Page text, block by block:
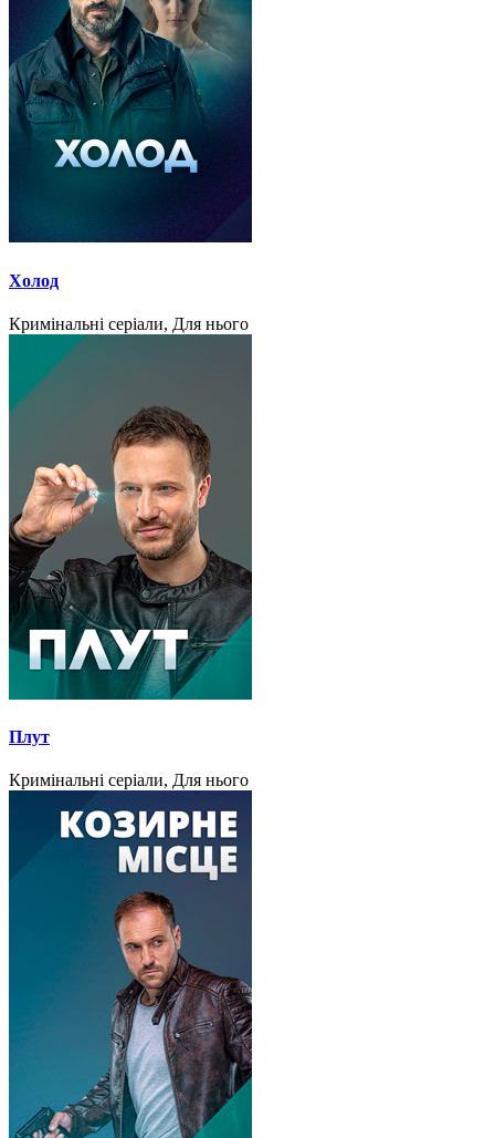
Холод
Кримінальні серіали, Для нього
Плут
Кримінальні серіали, Для нього